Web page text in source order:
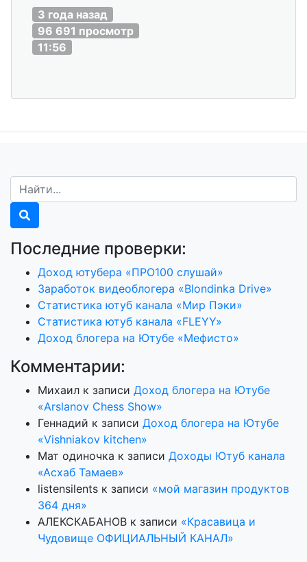
3 года назад
96 691 просмотр
11:56
Последние проверки:
Доход ютубера «ПРО100 слушай»
Заработок видеоблогера «Blondinka Drive»
Статистика ютуб канала «Мир Пэки»
Статистика ютуб канала «FLEYY»
Доход блогера на Ютубе «Мефисто»
Комментарии:
Михаил к записи Доход блогера на Ютубе
«Arslanov Chess Show»
Геннадий к записи Доход блогера на Ютубе
«Vishniakov kitchen»
Мат одиночка к записи Доходы Ютуб канала
«Асхаб Тамаев»
listensilents к записи «мой магазин продуктов
364 дня»
АЛЕКСКАБАНОВ к записи «Красавица и
Чудовище ОФИЦИАЛЬНЫЙ КАНАЛ»